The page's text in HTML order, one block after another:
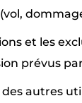
et les
prévus
des autres